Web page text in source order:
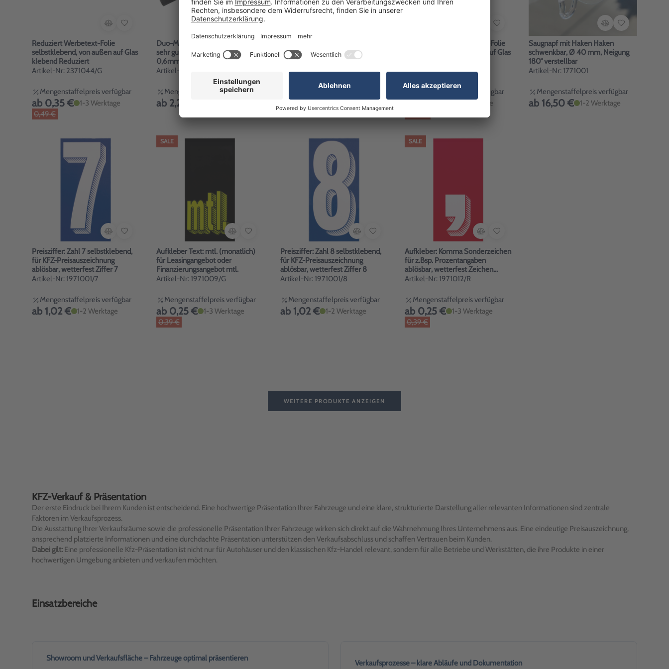
Reduziert Werbetext-Folie
selbstklebend, von außen auf Glas
klebend Reduziert
Artikel-Nr: 2371044/G
Mengenstaffelpreis verfügbar
ab 0,35 €
1-3 Werktage
0,49 €
Duo-Marker 2 in 1 lichtbeständig,
sehr gute Deckkraft, 1,5mm /
0,6mm
Artikel-Nr: 1870020
Mengenstaffelpreis verfügbar
ab 2,29 €
Hafttaschen, Folien, zur
Logomontage
Artikel-Nr: 1772001
0,75 €
Tageszulassung Werbetext-Folie
selbstklebend, von außen auf Glas
Artikel-Nr: 2371031/R
Mengenstaffelpreis verfügbar
ab 0,35 €
1-3 Werktage
Saugnapf mit Haken Haken
schwenkbar, Ø 40 mm, Neigung
180° verstellbar
Artikel-Nr: 1771001
Mengenstaffelpreis verfügbar
ab 16,50 € 1-2 Werktage
Preisziffer: Zahl 7 selbstklebend,
für KFZ-Preisauszeichnung
ablösbar, wetterfest Ziffer 7
Artikel-Nr: 1971001/7
Mengenstaffelpreis verfügbar
ab 1,02 € 1-2 Werktage
SALE
Aufkleber Text: mtl. (monatlich)
für Leasingangebot oder
Finanzierungsangebot mtl.
Artikel-Nr: 1971009/G
Mengenstaffelpreis verfügbar
ab 0,25 €
1-3 Werktage
0,39 €
Preisziffer: Zahl 8 selbstklebend,
für KFZ-Preisauszeichnung
ablösbar, wetterfest Ziffer 8
Artikel-Nr: 1971001/8
Mengenstaffelpreis verfügbar
ab 1,02 € 1-2 Werktage
SALE
Aufkleber: Komma Sonderzeichen
für z.Bsp. Prozentangaben
ablösbar, wetterfest Zeichen
\"Komma\"
Artikel-Nr: 1971012/R
Mengenstaffelpreis verfügbar
ab 0,25 €
1-3 Werktage
0,39 €
WEITERE PRODUKTE ANZEIGEN
KFZ-Verkauf & Präsentation
Der erste Eindruck bei Ihrem Kunden ist entscheidend. Eine hochwertige Präsentation Ihrer Fahrzeuge und eine klare, strukturierte Darstellung aller relevanten Informationen sind zentrale
Faktoren im Verkaufsprozess.
Die Ausstattung Ihrer Verkaufsräume sowie die professionelle Präsentation Ihrer Fahrzeuge wirken sich direkt auf die Wahrnehmung Ihres Unternehmens aus. Eine eindeutige Preisauszeichnung,
ansprechend platzierte Informationen und eine durchdachte Präsentation unterstützen den Verkaufsabschluss und schaffen Vertrauen beim Kunden.
Dabei gilt: Eine professionelle Kfz-Präsentation ist nicht nur für Autohäuser und den klassischen Kfz-Handel relevant, sondern für alle Betriebe und Werkstätten, die ihre Produkte in einer
hochwertigen Umgebung anbieten und verkaufen möchten.
Einsatzbereiche
Showroom und Verkaufsfläche – Fahrzeuge optimal präsentieren
Verkaufsprozesse – klare Abläufe und Dokumentation